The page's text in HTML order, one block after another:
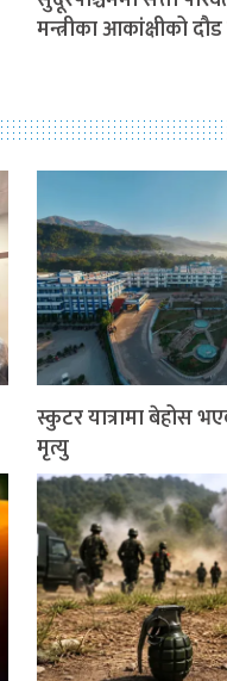
मन्त्रीका आकांक्षीको दौड
स्कुटर यात्रामा बेहोस
मृत्यु